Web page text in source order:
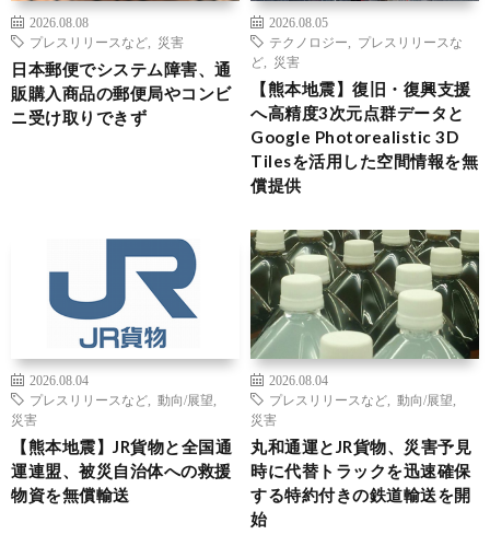
2026.08.08
プレスリリースなど
災害
日本郵便でシステム障害、通
販購入商品の郵便局やコンビ
ニ受け取りできず
2026.08.05
テクノロジー
プレスリリースな
ど
災害
【熊本地震】復旧・復興支援
へ高精度3次元点群データと
Google Photorealistic 3D
Tilesを活用した空間情報を無
償提供
2026.08.04
プレスリリースなど
動向/展望
災害
【熊本地震】JR貨物と全国通
運連盟、被災自治体への救援
物資を無償輸送
2026.08.04
プレスリリースなど
動向/展望
災害
丸和通運とJR貨物、災害予見
時に代替トラックを迅速確保
する特約付きの鉄道輸送を開
始